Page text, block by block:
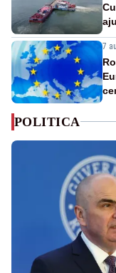
7
POLITICA